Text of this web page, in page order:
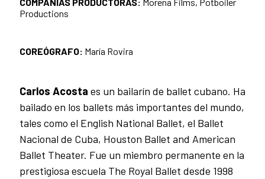
Productions
COREÓGRAFO: María Rovira
Carlos Acosta es un bailarín de ballet cubano. Ha
bailado en los ballets más importantes del mundo,
tales como el English National Ballet, el Ballet
Nacional de Cuba, Houston Ballet and American
Ballet Theater. Fue un miembro permanente en la
prestigiosa escuela The Royal Ballet desde 1998